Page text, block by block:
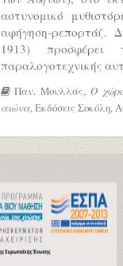
αστυνομικό
αφήγηση-ρεπορτάζ.
1913) προσφέρει
παραλογοτεχνικής
Παν. Μουλλάς,Ο
αιώνα, Εκδόσεις Σοκόλη,